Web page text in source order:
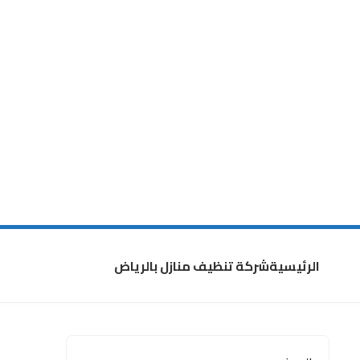
الرئيسيةشركة تنظيف منازل بالرياض